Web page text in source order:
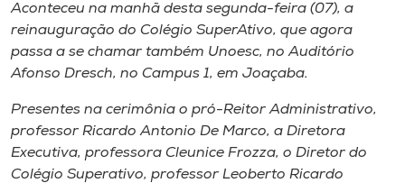
Rádio
Museu
Unoesc
Store
Aconteceu na manhã desta segunda-feira (07), a
reinauguração do Colégio SuperAtivo, que agora
passa a se chamar também Unoesc, no Auditório
Afonso Dresch, no Campus 1, em Joaçaba.
Presentes na cerimônia o pró-Reitor Administrativo,
professor Ricardo Antonio De Marco, a Diretora
Executiva, professora Cleunice Frozza, o Diretor do
Colégio Superativo, professor Leoberto Ricardo